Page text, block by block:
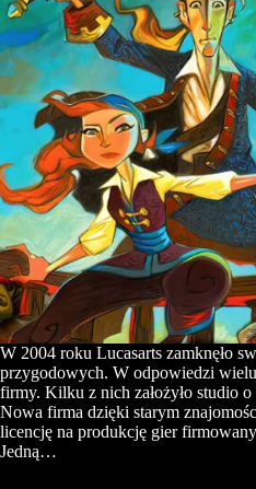
W 2004 roku Lucasarts zamknęło
przygodowych. W odpowiedzi
firmy. Kilku z nich założyło studio
Nowa firma dzięki starym
licencję na produkcję gier
Jedną…